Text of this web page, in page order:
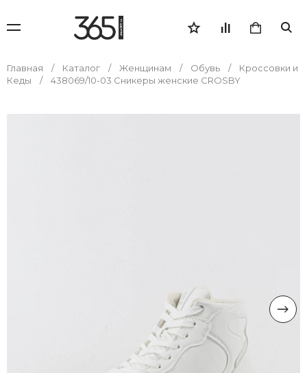
Главная Каталог Женщинам Обувь
Кроссовки и
Кеды
438069/10-03 Сникеры женские CROSBY